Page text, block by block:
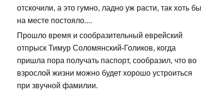
отскочили, а это гумно, ладно уж расти, так хоть бы
на месте постояло....
Прошло время и сообразительный еврейский
отпрыск Тимур Соломянский-Голиков, когда
пришла пора получать паспорт, сообразил, что во
взрослой жизни можно будет хорошо устроиться
при звучной фамилии.